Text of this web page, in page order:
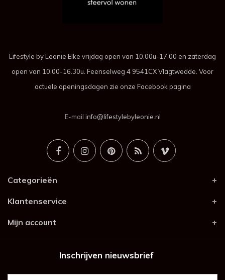
Lifestyle by Leonie Elke vrijdag open van 10.00u-17.00 en zaterdag
open van 10.00-16.30u. Feenselweg 4 9541CX Vlagtwedde. Voor
actuele openingsdagen zie onze Facebook pagina
E-mail info@lifestylebyleonie.nl
Categorieën
Klantenservice
Mijn account
Inschrijven nieuwsbrief